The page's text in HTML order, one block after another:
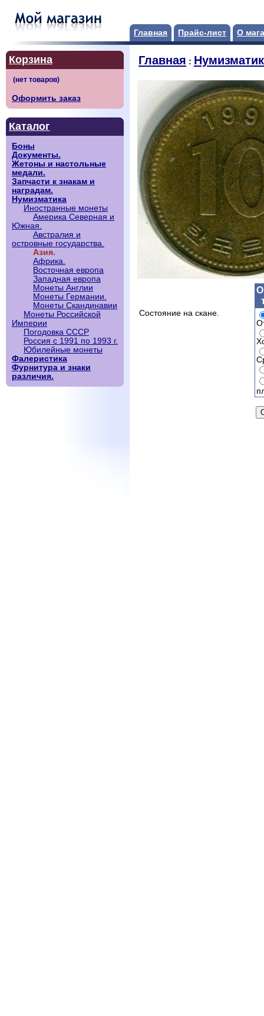
Главная Прайс-лист О
Корзина
Оформить заказ
Каталог
Боны
Документы.
Жетоны и настольные
медали.
Запчасти к знакам и
наградам.
Нумизматика
Иностранные монеты
Америка Северная и
Южная.
Австралия и
островные государства.
Азия.
Африка.
Восточная европа
Западная европа
Монеты Англии
Монеты Германии.
Монеты Скандинавии
Монеты Российской
Империи
Погодовка СССР
Россия с 1991 по 1993 г.
Юбилейные монеты
Фалеристика
Фурнитура и знаки
различия.
Главная :
Состояние на скане.